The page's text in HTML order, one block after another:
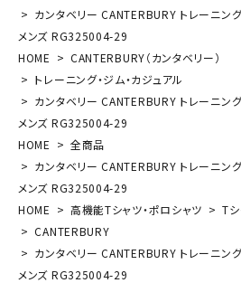
カンタベリー CANTERBURY トレーニン
メンズ RG325004-29
HOME
CANTERBURY（カンタベリー）
トレーニング・ジム・カジュアル
カンタベリー CANTERBURY トレーニン
メンズ RG325004-29
HOME
全商品
カンタベリー CANTERBURY トレーニン
メンズ RG325004-29
HOME
高機能Tシャツ・ポロシャツ T
CANTERBURY
カンタベリー CANTERBURY トレーニン
メンズ RG325004-29